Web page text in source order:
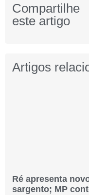
Compartilhe
este artigo
Artigos
Ré apresenta
sargento; MP